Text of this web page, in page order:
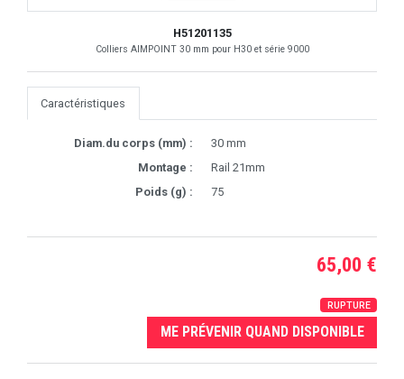
H51201135
Colliers AIMPOINT 30 mm pour H30 et série 9000
Caractéristiques
Diam.du corps (mm) :
30 mm
Montage :
Rail 21mm
Poids (g) :
75
65,00 €
RUPTURE
ME PRÉVENIR QUAND DISPONIBLE